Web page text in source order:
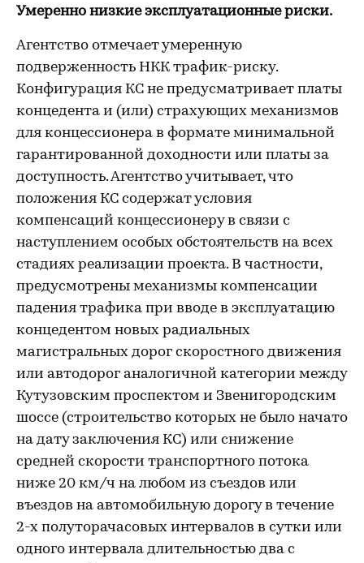
Умеренно низкие эксплуатационные риски.
Агентство отмечает умеренную
подверженность НКК трафик-риску.
Конфигурация КС не предусматривает платы
концедента и (или) страхующих механизмов
для концессионера в формате минимальной
гарантированной доходности или платы за
доступность. Агентство учитывает, что
положения КС содержат условия
компенсаций концессионеру в связи с
наступлением особых обстоятельств на всех
стадиях реализации проекта. В частности,
предусмотрены механизмы компенсации
падения трафика при вводе в эксплуатацию
концедентом новых радиальных
магистральных дорог скоростного движения
или автодорог аналогичной категории между
Кутузовским проспектом и Звенигородским
шоссе (строительство которых не было начато
на дату заключения КС) или снижение
средней скорости транспортного потока
ниже 20 км/ч на любом из съездов или
въездов на автомобильную дорогу в течение
2-х полуторачасовых интервалов в сутки или
одного интервала длительностью два с